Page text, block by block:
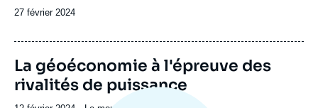
Date
publication
27 février 2024
URL
de
Spotify
La géoéconomie à l'épreuve des
rivalités de puissance